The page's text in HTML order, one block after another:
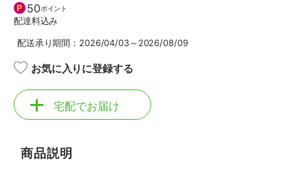
50ポイント
配達料込み
配送承り期間：2026/04/03～2026/08/09
お気に入りに登録する
宅配でお届け
商品説明